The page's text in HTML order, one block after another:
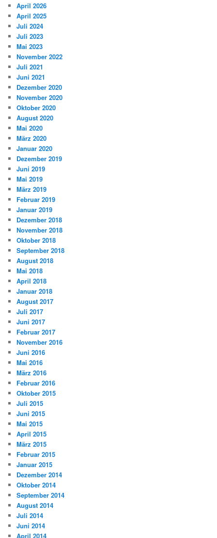
April 2026
April 2025
Juli 2024
Juli 2023
Mai 2023
November 2022
Juli 2021
Juni 2021
Dezember 2020
November 2020
Oktober 2020
August 2020
Mai 2020
März 2020
Januar 2020
Dezember 2019
Juni 2019
Mai 2019
März 2019
Februar 2019
Januar 2019
Dezember 2018
November 2018
Oktober 2018
September 2018
August 2018
Mai 2018
April 2018
Januar 2018
August 2017
Juli 2017
Juni 2017
Februar 2017
November 2016
Juni 2016
Mai 2016
März 2016
Februar 2016
Oktober 2015
Juli 2015
Juni 2015
Mai 2015
April 2015
März 2015
Februar 2015
Januar 2015
Dezember 2014
Oktober 2014
September 2014
August 2014
Juli 2014
Juni 2014
April 2014